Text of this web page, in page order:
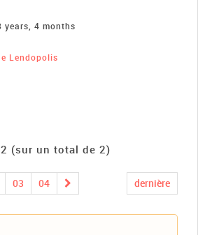
years, 4 months
Lendopolis
(sur un total de 2)
03 04 dernière